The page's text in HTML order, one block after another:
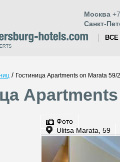
Москва
Санкт-
/ Гостиница Apartments on Marata 59/2
Фото
Ulitsa Marata, 59